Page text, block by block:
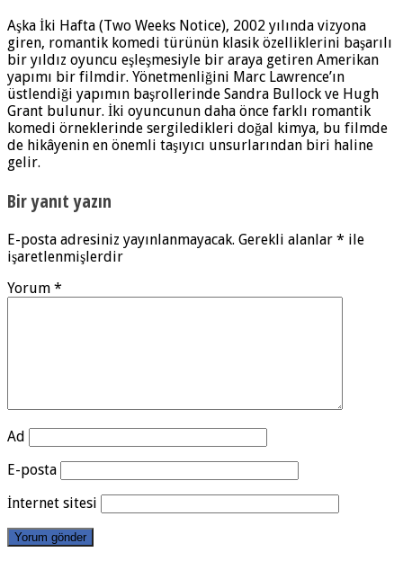
Aşka İki Hafta (Two Weeks Notice), 2002 yılında vizyona
giren, romantik komedi türünün klasik özelliklerini başarılı
bir yıldız oyuncu eşleşmesiyle bir araya getiren Amerikan
yapımı bir filmdir. Yönetmenliğini Marc Lawrence’ın
üstlendiği yapımın başrollerinde Sandra Bullock ve Hugh
Grant bulunur. İki oyuncunun daha önce farklı romantik
komedi örneklerinde sergiledikleri doğal kimya, bu filmde
de hikâyenin en önemli taşıyıcı unsurlarından biri haline
gelir.
Bir yanıt yazın
E-posta adresiniz yayınlanmayacak. Gerekli alanlar * ile
işaretlenmişlerdir
Yorum *
Ad
E-posta
İnternet sitesi